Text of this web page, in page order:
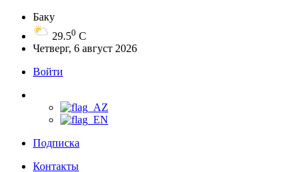
Баку
29.50 C
Четверг, 6 август 2026
Войти
Подписка
Контакты